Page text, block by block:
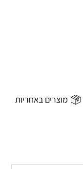
מוצרים באחריות